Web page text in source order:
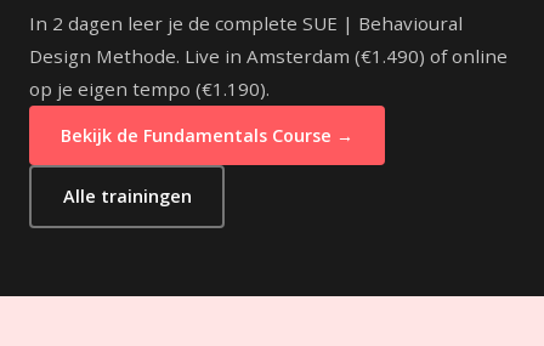
In 2 dagen leer je de complete SUE | Behavioural
Design Methode. Live in Amsterdam (€1.490) of online
op je eigen tempo (€1.190).
Bekijk de Fundamentals Course →
Alle trainingen